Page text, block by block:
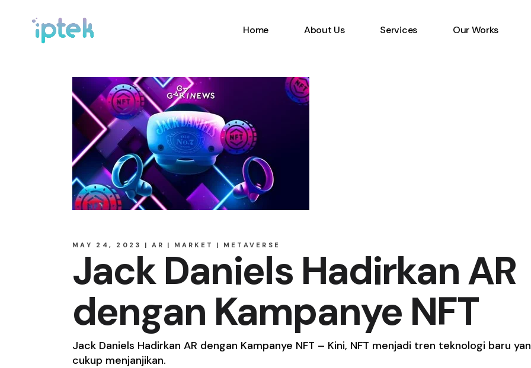
Home About Us Services Our Works
MAY 24, 2023 AR MARKET METAVERSE
Jack Daniels Hadirkan AR
dengan Kampanye NFT
Jack Daniels Hadirkan AR dengan Kampanye NFT – Kini, NFT menjadi tren teknologi baru
cukup menjanjikan.